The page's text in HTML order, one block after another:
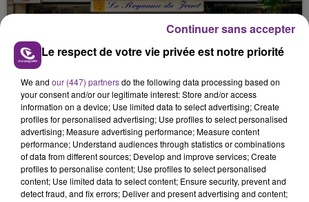
LE MAGASIN JOUÉCLUB DE REIMS FERME
SES PORTES
C'était l'une des institutions du centre-ville
rémois. Le magasin JouéClub est contraint de
fermer ses portes.
TITRES DIFFUSÉS
11h08
11h08 11h04
11h04
Le respect de votre vie privée est notre priorité
We and our (447) partnersdo the following data processing based on
your consent and/or our legitimate interest: Store and/or access
information on a device; Use limited data to select advertising; Create
profiles for personalised advertising; Use profiles to select personalised
advertising; Measure advertising performance; Measure content
performance; Understand audiences through statistics or combinations
of data from different sources; Develop and improve services; Create
profiles to personalise content; Use profiles to select personalised
content; Use limited data to select content; Ensure security, prevent and
detect fraud, and fix errors; Deliver and present advertising and content;
Continuer sans accepter